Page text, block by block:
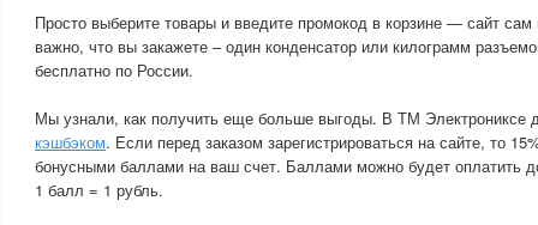
Просто выберите товары и введите промокод в корзине — сайт сам
важно, что вы закажете – один конденсатор или килограмм
бесплатно по России.
Мы узнали, как получить еще больше выгоды. В ТМ Электрониксе
кэшбэком. Если перед заказом зарегистрироваться на сайте, то
бонусными баллами на ваш счет. Баллами можно будет оплатить
1 балл = 1 рубль.